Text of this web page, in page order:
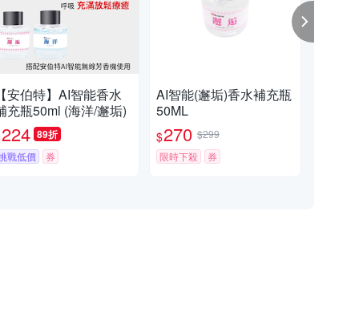
安伯特】AI智能香水
充瓶50ml (海洋/邂垢)
224 89折
戰低價 券
AI智能(邂垢)香水補充瓶
50ML
$270 $299
限時下殺
券